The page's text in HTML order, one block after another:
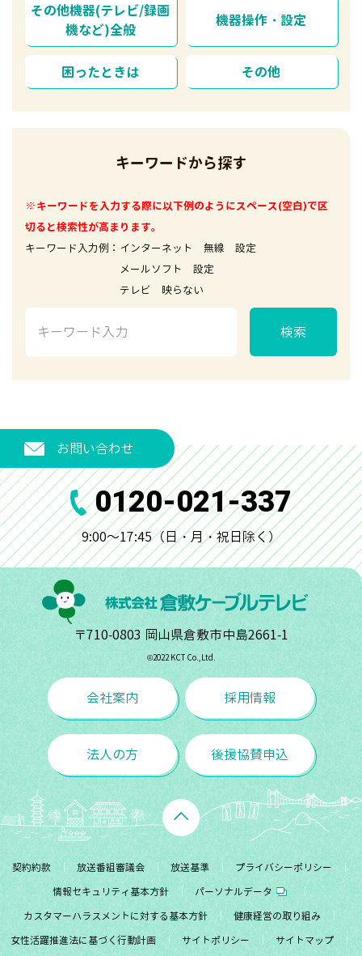
その他機器(テレビ/録画
機など)全般
機器操作・設定
困ったときは その他
キーワードから探す
※キーワードを入力する際に以下例のようにスペース(空白)で区
切ると検索性が高まります。
キーワード入力例：インターネット 無線 設定
メールソフト 設定
テレビ 映らない
検索
お問い合わせ
0120-021-337
9:00～17:45（日・月・祝日除く）
〒710-0803 岡山県倉敷市中島2661-1
©︎2022 KCT Co.,Ltd.
会社案内 採用情報
法人の方 後援協賛申込
契約約款 放送番組審議会 放送基準
プライバシーポリシー
情報セキュリティ基本方針
パーソナルデータ
カスタマーハラスメントに対する基本方針
健康経営の取り組み
女性活躍推進法に基づく行動計画
サイトポリシー サイトマップ